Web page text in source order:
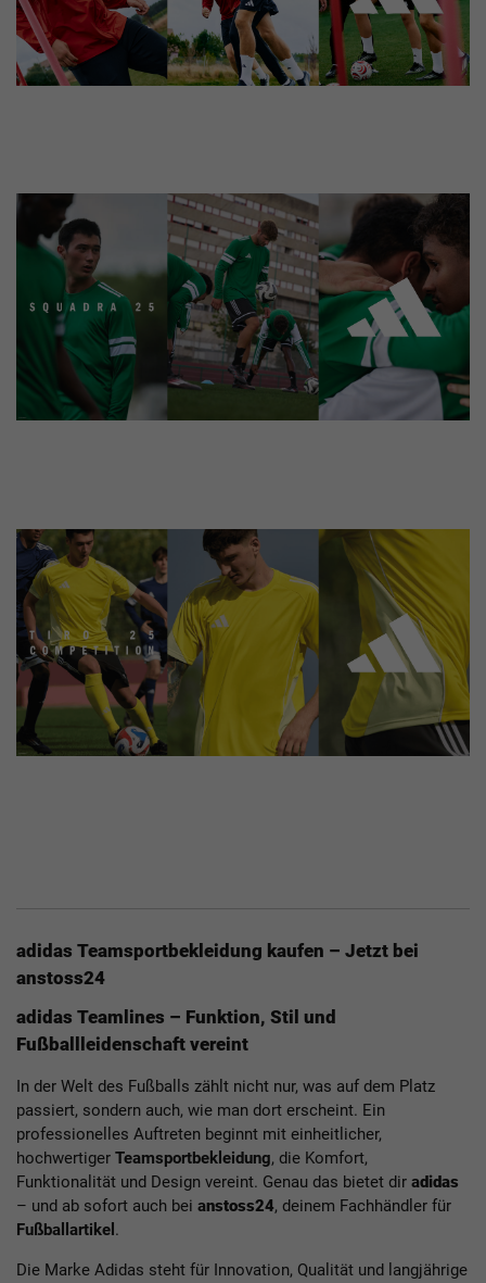
adidas Teamsportbekleidung kaufen – Jetzt bei
anstoss24
adidas Teamlines – Funktion, Stil und
Fußballleidenschaft vereint
In der Welt des Fußballs zählt nicht nur, was auf dem Platz
passiert, sondern auch, wie man dort erscheint. Ein
professionelles Auftreten beginnt mit einheitlicher,
hochwertiger Teamsportbekleidung, die Komfort,
Funktionalität und Design vereint. Genau das bietet dir adidas
– und ab sofort auch bei anstoss24, deinem Fachhändler für
Fußballartikel .
Die Marke Adidas steht für Innovation, Qualität und langjährige